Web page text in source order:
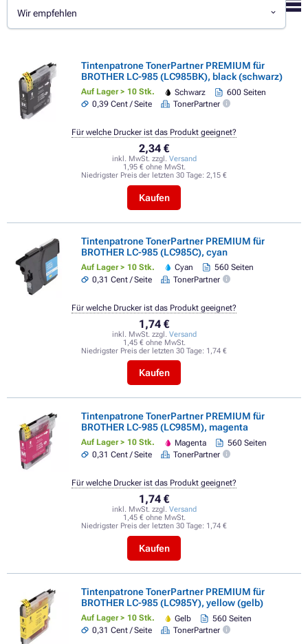
Wir empfehlen
Tintenpatrone TonerPartner PREMIUM für
BROTHER LC-985 (LC985BK), black (schwarz)
Auf Lager > 10 Stk. Schwarz
600 Seiten
0,39 Cent / Seite
TonerPartner
2,34 €
inkl. MwSt. zzgl. Versand
1,95 € ohne MwSt.
Niedrigster Preis der letzten 30 Tage: 2,15 €
Kaufen
Für welche Drucker ist das Produkt geeignet?
Tintenpatrone TonerPartner PREMIUM für
BROTHER LC-985 (LC985C), cyan
Auf Lager > 10 Stk. Cyan
560 Seiten
0,31 Cent / Seite
TonerPartner
1,74 €
inkl. MwSt. zzgl. Versand
1,45 € ohne MwSt.
Niedrigster Preis der letzten 30 Tage: 1,74 €
Kaufen
Für welche Drucker ist das Produkt geeignet?
Tintenpatrone TonerPartner PREMIUM für
BROTHER LC-985 (LC985M), magenta
Auf Lager > 10 Stk. Magenta
560 Seiten
0,31 Cent / Seite
TonerPartner
1,74 €
inkl. MwSt. zzgl. Versand
1,45 € ohne MwSt.
Niedrigster Preis der letzten 30 Tage: 1,74 €
Kaufen
Für welche Drucker ist das Produkt geeignet?
Tintenpatrone TonerPartner PREMIUM für
BROTHER LC-985 (LC985Y), yellow (gelb)
Auf Lager > 10 Stk. Gelb
560 Seiten
0,31 Cent / Seite
TonerPartner